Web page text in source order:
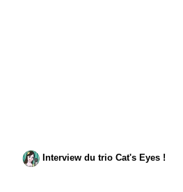
Interview du trio Cat's Eyes !